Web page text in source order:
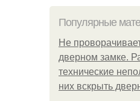
Популярные
Не
дверном замке.
технические
них вскрыть